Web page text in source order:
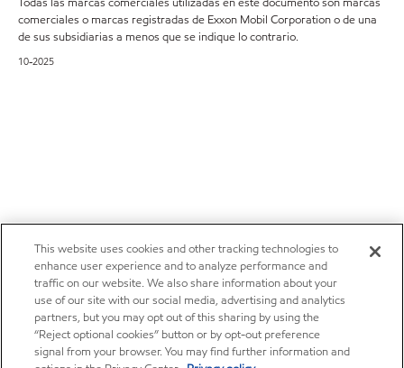
comerciales o marcas registradas de Exxon Mobil Corporation o de una
de sus subsidiarias a menos que se indique lo contrario.
10-2025
This website uses cookies and other tracking technologies to
enhance user experience and to analyze performance and
traffic on our website. We also share information about your
use of our site with our social media, advertising and analytics
partners, but you may opt out of this sharing by using the
“Reject optional cookies” button or by opt-out preference
signal from your browser. You may find further information and